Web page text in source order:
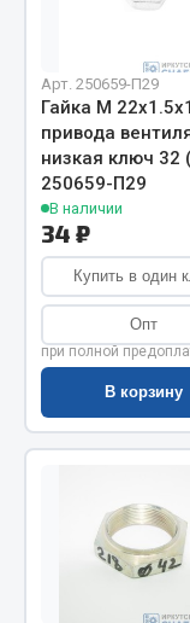
Автолампы
Блоки реле и
Вилки
Выключатели и
Выключатели
Выключатель
Изолента
Весь раздел
Амортизаторы
Весь раздел
Арт. 250659-П29
Гайка М
привода
низкая ключ 32
250659-П29
В наличии
34 ₽
Купить в один
Опт
при полной
В корзину